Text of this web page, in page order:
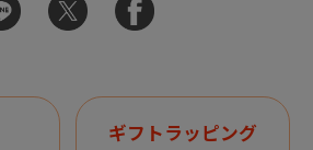
ギフトラッピング